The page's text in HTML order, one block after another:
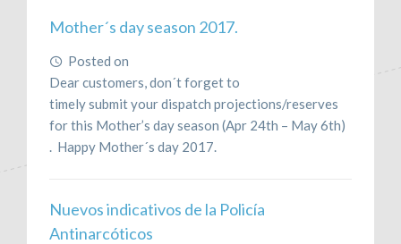
Mother´s day season 2017.
Posted on
Dear customers, don´t forget to
timelysubmityourdispatch projections/reserves
for this Mother’s day season (Apr 24th – May 6th)
. Happy Mother´s day 2017.
Nuevos indicativos de la Policía
Antinarcóticos